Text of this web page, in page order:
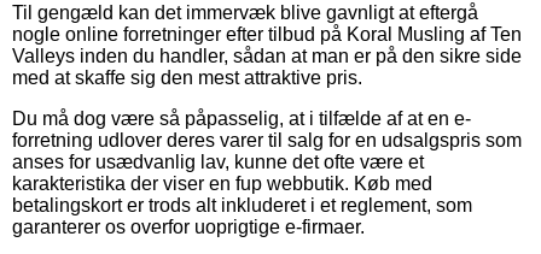
Til gengæld kan det immervæk blive gavnligt at eftergå
nogle online forretninger efter tilbud på Koral Musling af Ten
Valleys inden du handler, sådan at man er på den sikre side
med at skaffe sig den mest attraktive pris.
Du må dog være så påpasselig, at i tilfælde af at en e-
forretning udlover deres varer til salg for en udsalgspris som
anses for usædvanlig lav, kunne det ofte være et
karakteristika der viser en fup webbutik. Køb med
betalingskort er trods alt inkluderet i et reglement, som
garanterer os overfor uoprigtige e-firmaer.